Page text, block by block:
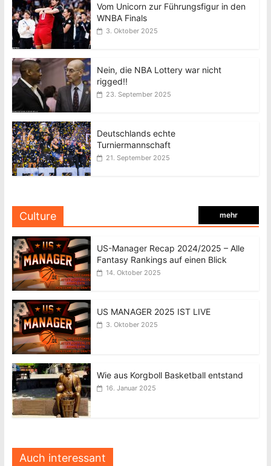
Vom Unicorn zur Führungsfigur in den
WNBA Finals
3. Oktober 2025
Nein, die NBA Lottery war nicht
rigged!!
23. September 2025
Deutschlands echte
Turniermannschaft
21. September 2025
Culture mehr
US-Manager Recap 2024/2025 – Alle
Fantasy Rankings auf einen Blick
14. Oktober 2025
US MANAGER 2025 IST LIVE
3. Oktober 2025
Wie aus Korgboll Basketball entstand
16. Januar 2025
Auch interessant